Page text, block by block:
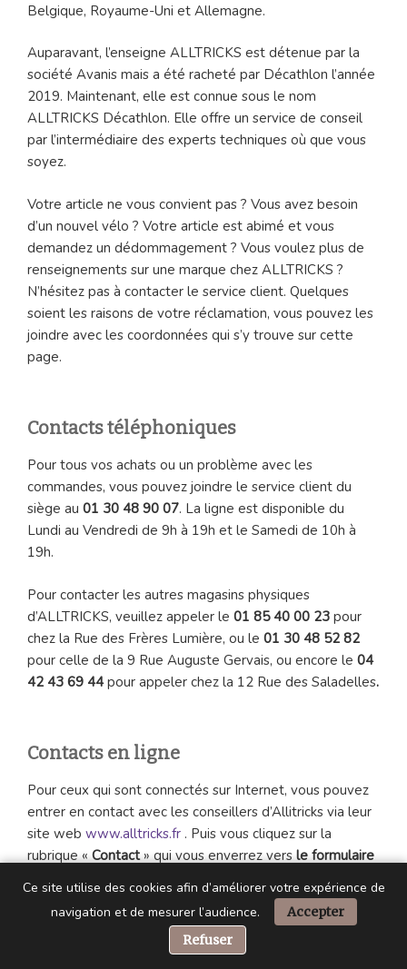
Belgique, Royaume-Uni et Allemagne.
Auparavant, l’enseigne ALLTRICKS est détenue par la
société Avanis mais a été racheté par Décathlon l’année
2019. Maintenant, elle est connue sous le nom
ALLTRICKS Décathlon. Elle offre un service de conseil
par l’intermédiaire des experts techniques où que vous
soyez.
Votre article ne vous convient pas ? Vous avez besoin
d’un nouvel vélo ? Votre article est abimé et vous
demandez un dédommagement ? Vous voulez plus de
renseignements sur une marque chez ALLTRICKS ?
N’hésitez pas à contacter le service client. Quelques
soient les raisons de votre réclamation, vous pouvez les
joindre avec les coordonnées qui s’y trouve sur cette
page.
Contacts téléphoniques
Pour tous vos achats ou un problème avec les
commandes, vous pouvez joindre le service client du
siège au 01 30 48 90 07. La ligne est disponible du
Lundi au Vendredi de 9h à 19h et le Samedi de 10h à
19h.
Pour contacter les autres magasins physiques
d’ALLTRICKS, veuillez appeler le 01 85 40 00 23 pour
chez la Rue des Frères Lumière, ou le 01 30 48 52 82
pour celle de la 9 Rue Auguste Gervais, ou encore le 04
42 43 69 44pour appeler chez la 12 Rue des Saladelles.
Contacts en ligne
Pour ceux qui sont connectés sur Internet, vous pouvez
entrer en contact avec les conseillers d’Allitricks via leur
site web www.alltricks.fr . Puis vous cliquez sur la
rubrique «Contact» qui vous enverrez versle formulaire
Vous pouvez également envoyer directement un
courrier électronique par une adresse mail à
Ce site utilise des cookies afin d’améliorer votre expérience de
navigation et de mesurer l’audience.
Accepter
Refuser